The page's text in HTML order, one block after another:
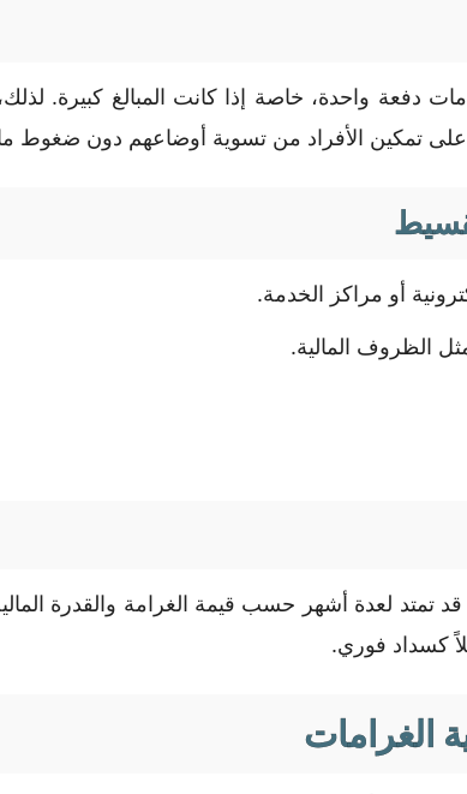
واحدة، خاصة إذا كانت المبالغ كبيرة. لذلك،
تمكين الأفراد من تسوية أوضاعهم دون ضغوط
أو مراكز الخدمة.
الظروف المالية.
قد تمتد لعدة أشهر حسب قيمة الغرامة والقدرة
كسداد فوري.
الغرامات